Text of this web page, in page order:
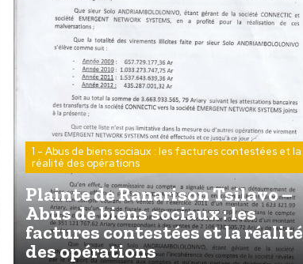
1 - Abus de biens sociaux : les factures contestées et la
réalité des opérations
Plainte de Ranarison Tsilavo –
Abus de biens sociaux : les
factures contestées et la réalité
des opérations